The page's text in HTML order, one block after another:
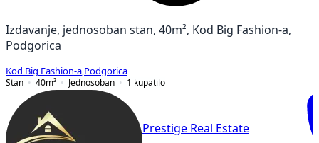
Izdavanje, jednosoban stan, 40m², Kod Big Fashion-a,
Podgorica
Kod Big Fashion-a Podgorica
Stan
40m² Jednosoban 1 kupatilo
Prestige Real Estate